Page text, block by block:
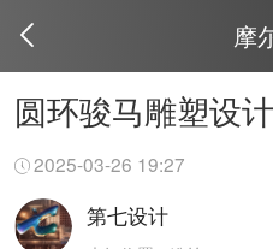
摩
圆环骏马雕塑设
2025-03-26 19:27
第七设计